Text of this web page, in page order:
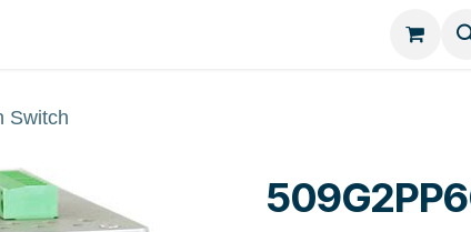
Switch